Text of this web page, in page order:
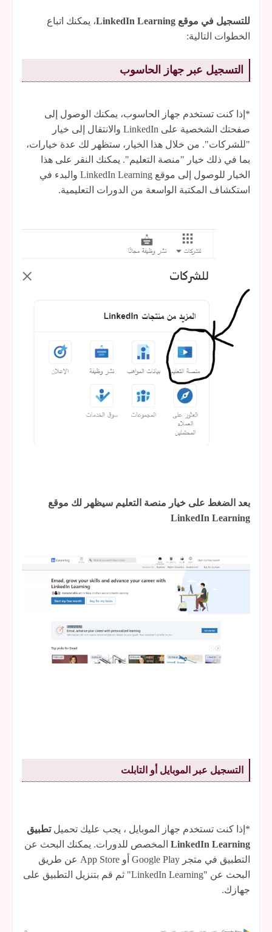
للتسجيل في موقع LinkedIn Learning
، يمكنك اتباع
الخطوات التالية:
التسجيل عبر جهاز الحاسوب
*إذا كنت تستخدم جهاز الحاسوب، يمكنك الوصول إلى
صفحتك الشخصية على LinkedIn والانتقال إلى خيار
"للشركات". من خلال هذا الخيار، ستظهر لك عدة خيارات،
بما في ذلك خيار "منصة التعليم". يمكنك النقر على هذا
الخيار للوصول إلى موقع LinkedIn Learning والبدء في
استكشاف المكتبة الواسعة من الدورات التعليمية.
بعد الضغط على خيار منصة التعليم سيظهر لك موقع
LinkedIn Learning
التسجيل عبر الموبايل أو التابلت
*إذا كنت تستخدم جهاز الموبايل ، يجب عليك تحميلتطبيق
LinkedIn Learning المخصص للدورات. يمكنك البحث عن
التطبيق في متجر Google Play أو App Store عن طريق
البحث عن "LinkedIn Learning" ثم قم بتنزيل التطبيق على
جهازك.